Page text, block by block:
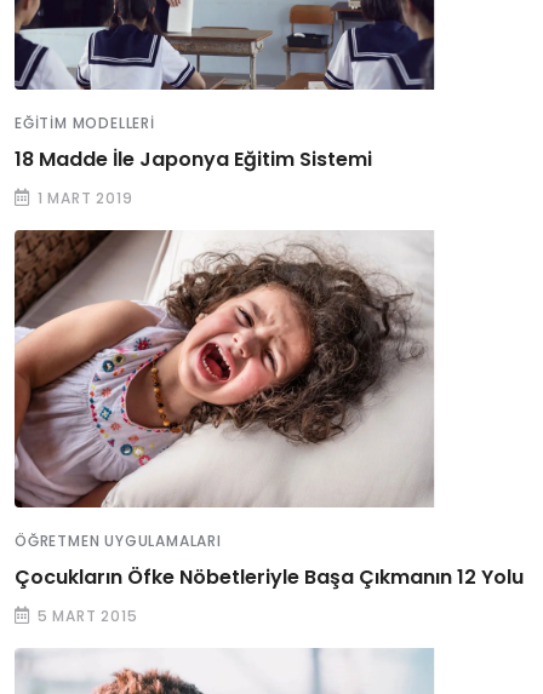
EĞITIM MODELLERI
18 Madde İle Japonya Eğitim Sistemi
1 MART 2019
ÖĞRETMEN UYGULAMALARI
Çocukların Öfke Nöbetleriyle Başa Çıkmanın 12 Yolu
5 MART 2015